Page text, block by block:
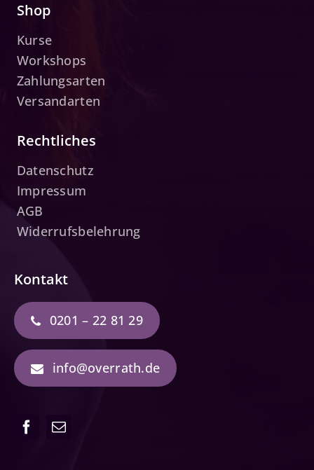
Kontakt
0201 – 22 81 29
info@overrath.de
Shop
Kurse
Workshops
Zahlungsarten
Versandarten
Rechtliches
Datenschutz
Impressum
AGB
Widerrufsbelehrung